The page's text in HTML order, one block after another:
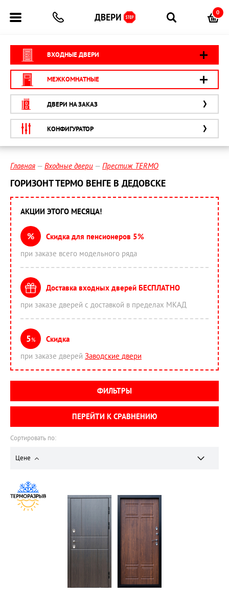
0
ВХОДНЫЕ ДВЕРИ
МЕЖКОМНАТНЫЕ
ДВЕРИ НА ЗАКАЗ
КОНФИГУРАТОР
Главная Входные двери Престиж TERMO
ГОРИЗОНТ ТЕРМО ВЕНГЕ В ДЕДОВСКЕ
Сортировать по:
Цене
АКЦИИ ЭТОГО МЕСЯЦА!
%
Скидка для пенсионеров 5%
при заказе всего модельного ряда
Доставка входных дверей БЕСПЛАТНО
при заказе дверей с доставкой в пределах МКАД
5%
Скидка
при заказе дверей Заводские двери
ФИЛЬТРЫ
ПЕРЕЙТИ К СРАВНЕНИЮ